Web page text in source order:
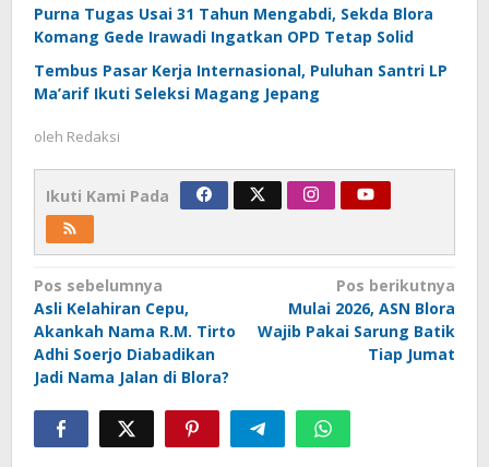
Purna Tugas Usai 31 Tahun Mengabdi, Sekda Blora
Komang Gede Irawadi Ingatkan OPD Tetap Solid
Tembus Pasar Kerja Internasional, Puluhan Santri LP
Ma’arif Ikuti Seleksi Magang Jepang
oleh Redaksi
Ikuti Kami Pada
Navigasi
pos
Pos sebelumnya
Asli Kelahiran Cepu,
Akankah Nama R.M. Tirto
Adhi Soerjo Diabadikan
Jadi Nama Jalan di Blora?
Pos berikutnya
Mulai 2026, ASN Blora
Wajib Pakai Sarung Batik
Tiap Jumat